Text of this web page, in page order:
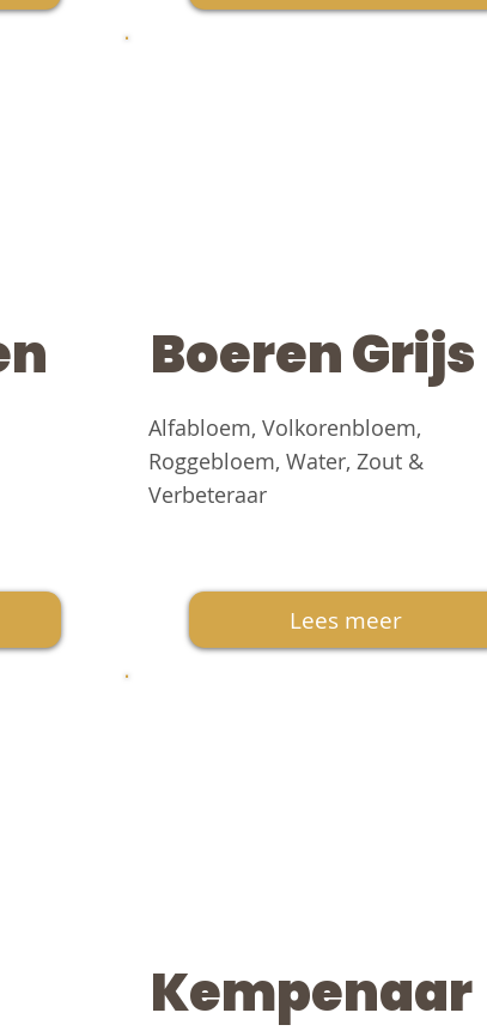
Boeren Grijs
Alfabloem, Volkorenbloem,
Roggebloem, Water, Zout &
Verbeteraar
Lees meer
Kempenaar